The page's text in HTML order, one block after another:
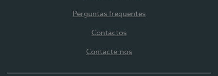
Perguntas frequentes
Contactos
Contacte-nos